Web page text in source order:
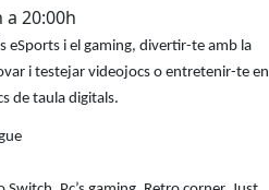
a 20:00h
eSports i el gaming, divertir-te amb la
i testejar videojocs o entretenir-te en
de taula digitals.